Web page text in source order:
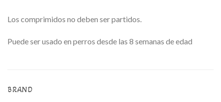
Los comprimidos no deben ser partidos.
Puede ser usado en perros desde las 8 semanas de edad
BRAND